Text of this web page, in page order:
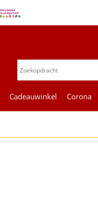
Cadeauwinkel Corona